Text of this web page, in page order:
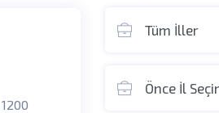
1200